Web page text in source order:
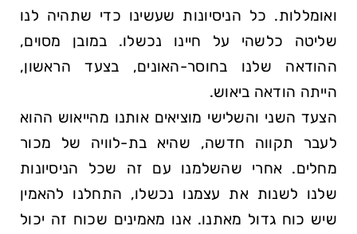
ואומללות. כל הניסיונות שעשינו כדי שתהיה לנו
שליטה כלשהי על חיינו נכשלו. במובן מסוים,
ההודאה שלנו בחוסר-האונים, בצעד הראשון,
הייתה הודאה ביאוש.
הצעד השני והשלישי מוציאים אותנו מהייאוש ההוא
לעבר תקווה חדשה, שהיא בת-לוויה של מכור
מחלים. אחרי שהשלמנו עם זה שכל הניסיונות
שלנו לשנות את עצמנו נכשלו, התחלנו להאמין
שיש כוח גדול מאתנו. אנו מאמינים שכוח זה יכול